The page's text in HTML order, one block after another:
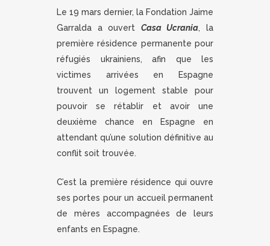
Le 19 mars dernier, la Fondation Jaime
Garralda a ouvert Casa Ucrania, la
première résidence permanente pour
réfugiés ukrainiens, afin que les
victimes arrivées en Espagne
trouvent un logement stable pour
pouvoir se rétablir et avoir une
deuxième chance en Espagne en
attendant qu’une solution définitive au
conflit soit trouvée.
C’est la première résidence qui ouvre
ses portes pour un accueil permanent
de mères accompagnées de leurs
enfants en Espagne.